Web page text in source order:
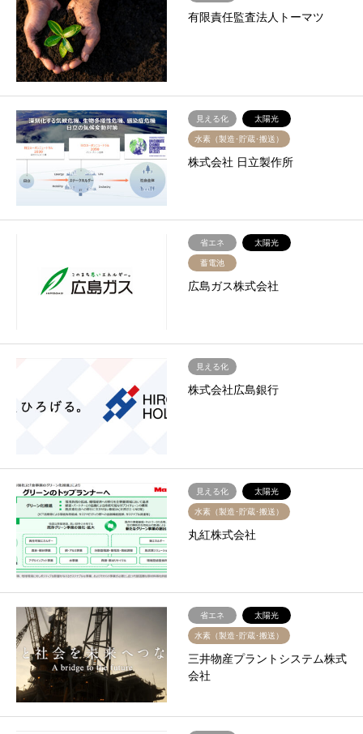
有限責任監査法人トーマツ
見える化 太陽光
水素（製造･貯蔵･搬送）
株式会社 日立製作所
省エネ 太陽光
蓄電池
広島ガス株式会社
見える化
株式会社広島銀行
見える化 太陽光
水素（製造･貯蔵･搬送）
丸紅株式会社
省エネ 太陽光
水素（製造･貯蔵･搬送）
三井物産プラントシステム株式
会社